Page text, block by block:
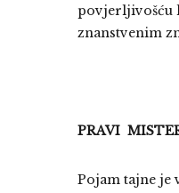
povjerljivošću
znanstvenim
PRAVI
Pojam tajne